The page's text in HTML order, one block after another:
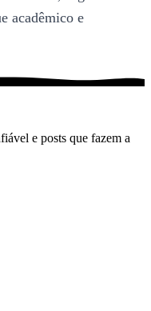
acadêmico e
e posts que fazem a